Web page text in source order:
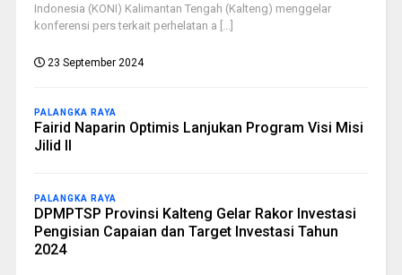
Indonesia (KONI) Kalimantan Tengah (Kalteng) menggelar
konferensi pers terkait perhelatan a [...]
23 September 2024
PALANGKA RAYA
Fairid Naparin Optimis Lanjukan Program Visi Misi
Jilid II
PALANGKA RAYA
DPMPTSP Provinsi Kalteng Gelar Rakor Investasi
Pengisian Capaian dan Target Investasi Tahun
2024